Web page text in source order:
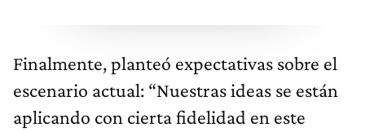
Finalmente, planteó expectativas sobre el
escenario actual: “Nuestras ideas se están
aplicando con cierta fidelidad en este